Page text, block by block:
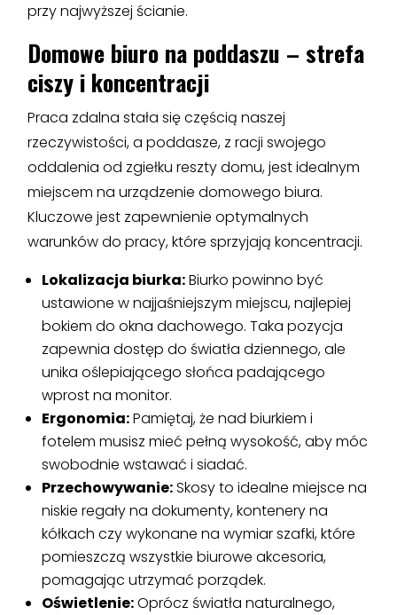
przy najwyższej ścianie.
Domowe biuro na poddaszu – strefa
ciszy i koncentracji
Praca zdalna stała się częścią naszej
rzeczywistości, a poddasze, z racji swojego
oddalenia od zgiełku reszty domu, jest idealnym
miejscem na urządzenie domowego biura.
Kluczowe jest zapewnienie optymalnych
warunków do pracy, które sprzyjają koncentracji.
Lokalizacja biurka:Biurko powinno być
ustawione w najjaśniejszym miejscu, najlepiej
bokiem do okna dachowego. Taka pozycja
zapewnia dostęp do światła dziennego, ale
unika oślepiającego słońca padającego
wprost na monitor.
Ergonomia:Pamiętaj, że nad biurkiem i
fotelem musisz mieć pełną wysokość, aby móc
swobodnie wstawać i siadać.
Przechowywanie:Skosy to idealne miejsce na
niskie regały na dokumenty, kontenery na
kółkach czy wykonane na wymiar szafki, które
pomieszczą wszystkie biurowe akcesoria,
pomagając utrzymać porządek.
Oświetlenie:Oprócz światła naturalnego,